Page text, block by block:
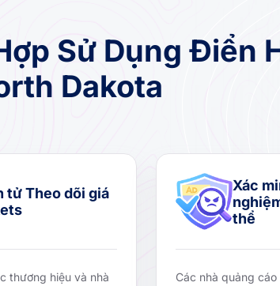
Sử Dụng Điển
Dakota
tử Theo dõi giá
thương hiệu và nhà
Xác
thể
Các nhà quảng